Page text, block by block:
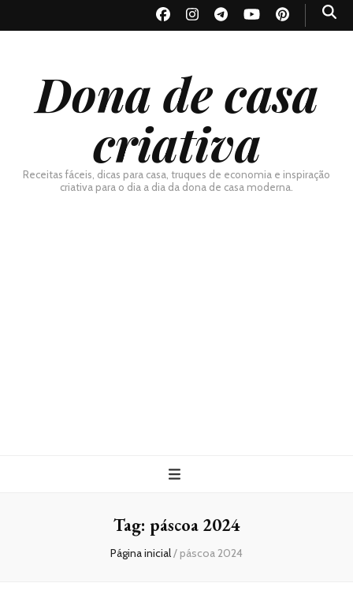
Dona de casa
criativa
Receitas fáceis, dicas para casa, truques de economia e inspiração
criativa para o dia a dia da dona de casa moderna.
Tag: páscoa 2024
Página inicial/ páscoa 2024